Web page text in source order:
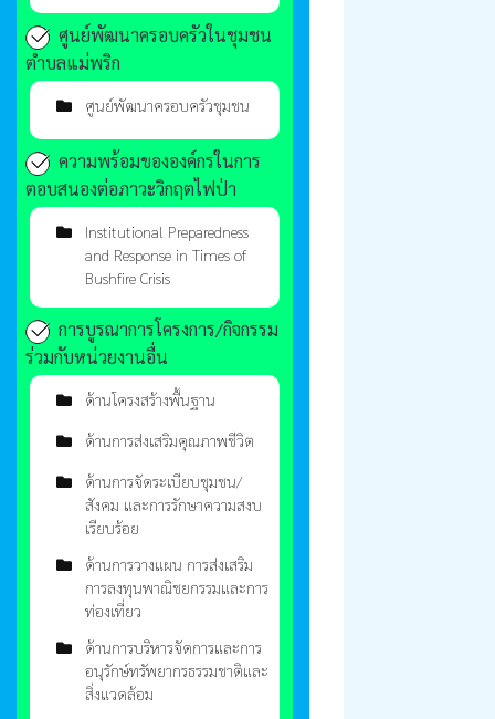
ศูนย์พัฒนาครอบครัวในชุมชน
ตำบลแม่พริก
ศูนย์พัฒนาครอบครัวชุมชน
ความพร้อมขององค์กรในการ
ตอบสนองต่อภาวะวิกฤตไฟป่า
Institutional Preparedness
and Response in Times of
Bushfire Crisis
การบูรณาการโครงการ/กิจกรรม
ร่วมกับหน่วยงานอื่น
ด้านโครงสร้างพื้นฐาน
ด้านการส่งเสริมคุณภาพชีวิต
ด้านการจัดระเบียบชุมชน/
สังคม และการรักษาความสงบ
เรียบร้อย
ด้านการวางแผน การส่งเสริม
การลงทุนพาณิชยกรรมและการ
ท่องเที่ยว
ด้านการบริหารจัดการและการ
อนุรักษ์ทรัพยากรธรรมชาติและ
สิ่งแวดล้อม